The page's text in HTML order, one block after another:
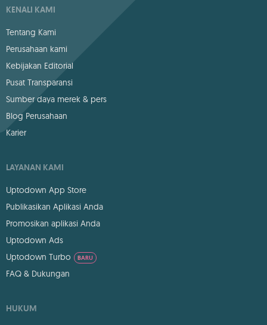
KENALI KAMI
Tentang Kami
Perusahaan kami
Kebijakan Editorial
Pusat Transparansi
Sumber daya merek & pers
Blog Perusahaan
Karier
LAYANAN KAMI
Uptodown App Store
Publikasikan Aplikasi Anda
Promosikan aplikasi Anda
Uptodown Ads
Uptodown Turbo
BARU
FAQ & Dukungan
HUKUM